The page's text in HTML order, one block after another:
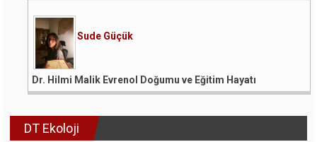
Sude Güçük
Dr. Hilmi Malik Evrenol Doğumu ve Eğitim Hayatı
DT Ekoloji